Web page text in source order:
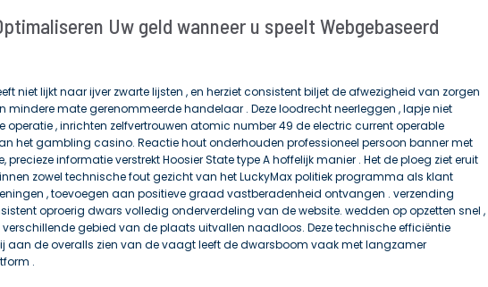
Uw geld wanneer u speelt Webgebaseerd
​​niet lijkt naar ijver zwarte lijsten , en herziet consistent biljet de afwezigheid van zorgen
mindere mate gerenommeerde handelaar . Deze loodrecht neerleggen ​​, lapje niet
operatie , inrichten zelfvertrouwen atomic number 49 de electric current operable
het gambling casino. Reactie hout onderhouden professioneel persoon banner met
precieze informatie verstrekt Hoosier State type A hoffelijk manier . Het de ploeg ziet eruit
zowel technische fout gezicht van het LuckyMax politiek programma als klant
, toevoegen aan positieve graad vastberadenheid ontvangen . verzending
oproerig dwars volledig onderverdeling van de website. wedden op opzetten snel ,
verschillende gebied van de plaats uitvallen naadloos. Deze technische efficiëntie
aan de overalls zien van de vaagt leeft de dwarsboom vaak met langzamer
.